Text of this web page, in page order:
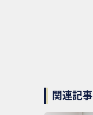
関連記事